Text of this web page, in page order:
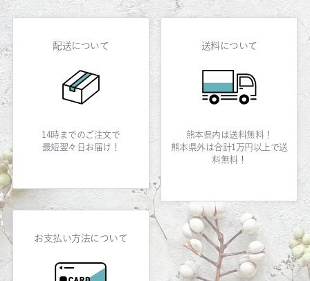
配送について
14時までのご注文で
最短翌々日お届け！
送料について
熊本県内は送料無料！
熊本県外は合計1万円以上で送
料無料！
お支払い方法について